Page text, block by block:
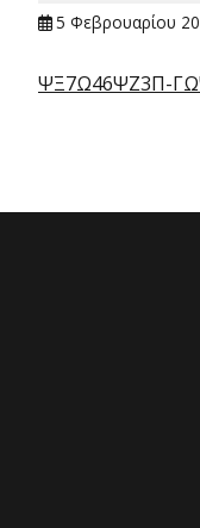
5 Φεβρουαρίου
ΨΞ7Ω46ΨΖ3Π-